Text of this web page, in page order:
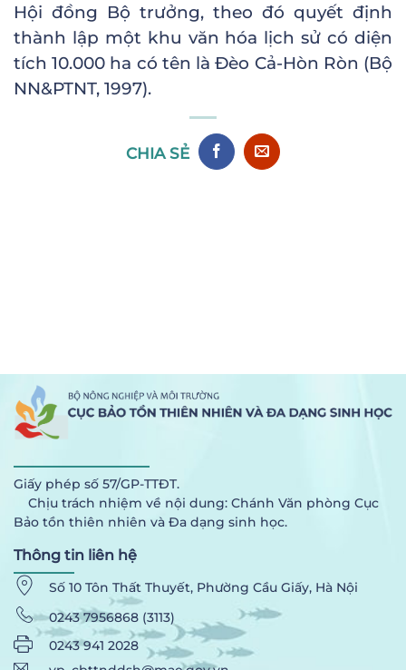
Hội đồng Bộ trưởng, theo đó quyết định
thành lập một khu văn hóa lịch sử có diện
tích 10.000 ha có tên là Đèo Cả-Hòn Ròn (Bộ
NN&PTNT, 1997).
CHIA SẺ
Giấy phép số 57/GP-TTĐT.
Chịu trách nhiệm về nội dung: Chánh Văn phòng Cục
Bảo tồn thiên nhiên và Đa dạng sinh học.
Thông tin liên hệ
Số 10 Tôn Thất Thuyết, Phường Cầu Giấy, Hà Nội
0243 7956868 (3113)
0243 941 2028